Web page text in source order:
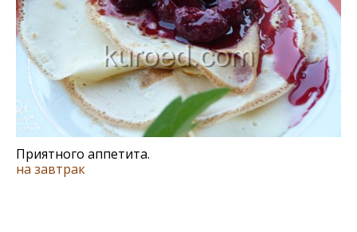
Приятного аппетита.
на завтрак